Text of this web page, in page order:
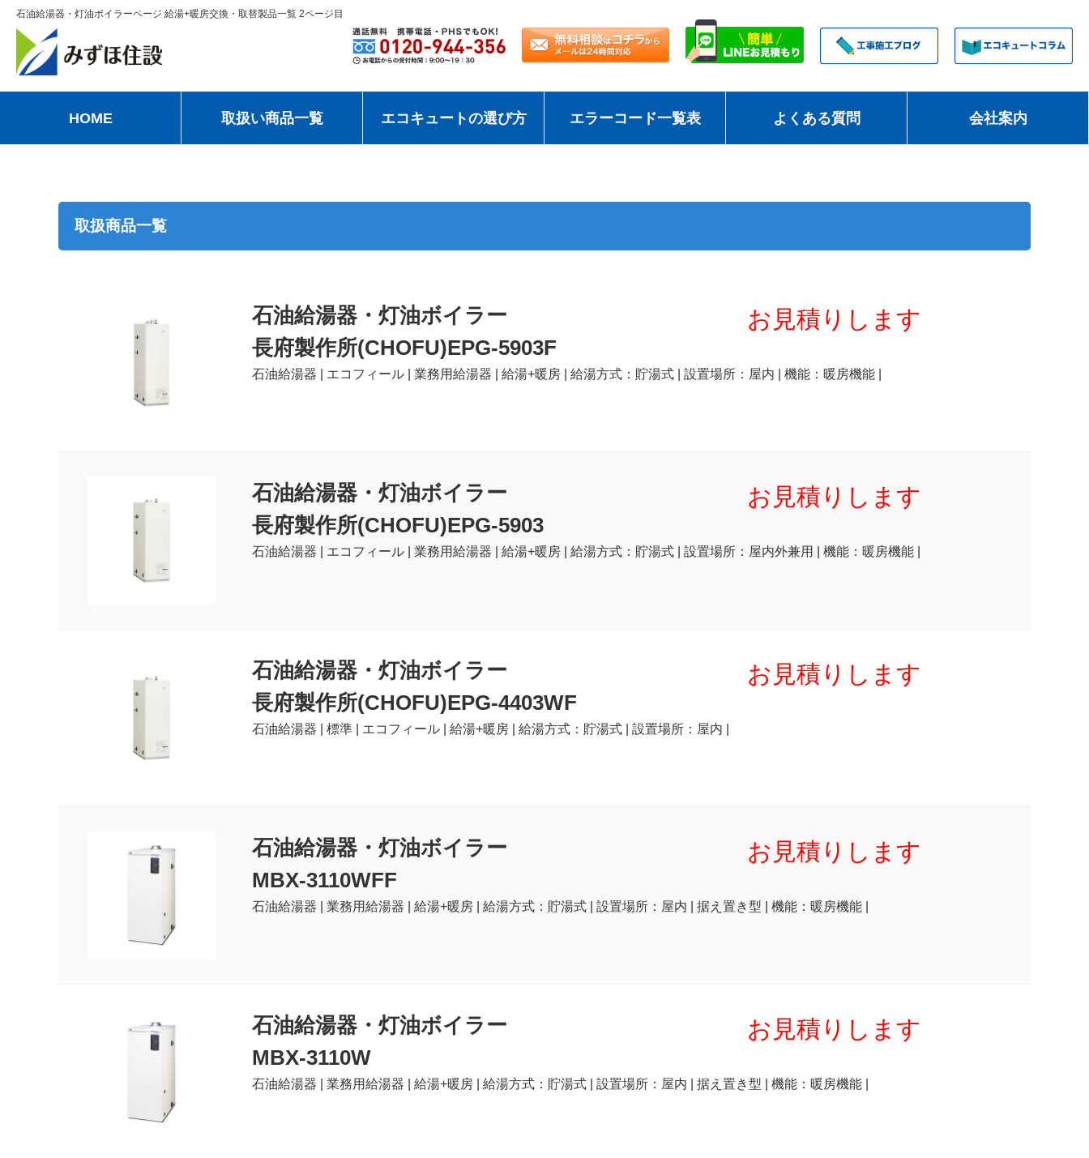
石油給湯器・灯油ボイラーページ 給湯+暖房交換・取替製品一覧 2ページ目
HOME 取扱い商品一覧 エコキュートの選び方 エラーコード一覧表 よくある質問 会社案内
取扱商品一覧
石油給湯器・灯油ボイラー
長府製作所(CHOFU)EPG-5903F
お見積りします
石油給湯器 | エコフィール | 業務用給湯器 | 給湯+暖房 | 給湯方式：貯湯式 | 設置場所：屋内 | 機能：暖房機能 |
石油給湯器・灯油ボイラー
長府製作所(CHOFU)EPG-5903
お見積りします
石油給湯器 | エコフィール | 業務用給湯器 | 給湯+暖房 | 給湯方式：貯湯式 | 設置場所：屋内外兼用 | 機能：暖房機能 |
石油給湯器・灯油ボイラー
長府製作所(CHOFU)EPG-4403WF
お見積りします
石油給湯器 | 標準 | エコフィール | 給湯+暖房 | 給湯方式：貯湯式 | 設置場所：屋内 |
石油給湯器・灯油ボイラー
MBX-3110WFF
お見積りします
石油給湯器 | 業務用給湯器 | 給湯+暖房 | 給湯方式：貯湯式 | 設置場所：屋内 | 据え置き型 | 機能：暖房機能 |
石油給湯器・灯油ボイラー
MBX-3110W
お見積りします
石油給湯器 | 業務用給湯器 | 給湯+暖房 | 給湯方式：貯湯式 | 設置場所：屋内 | 据え置き型 | 機能：暖房機能 |